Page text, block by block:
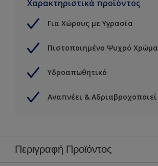
Χαρακτηριστικά προϊόντος
Για Χώρους με Υγρασία
Πιστοποιημένο Ψυχρό Χρώμα
Υδροαπωθητικό
Αναπνέει & Αδριαβροχοποιεί
Περιγραφή Προϊόντος